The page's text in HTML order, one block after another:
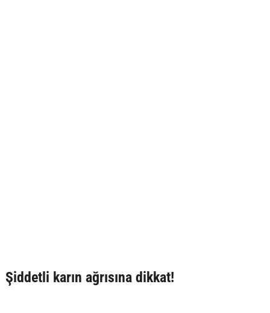
Şiddetli karın ağrısına dikkat!